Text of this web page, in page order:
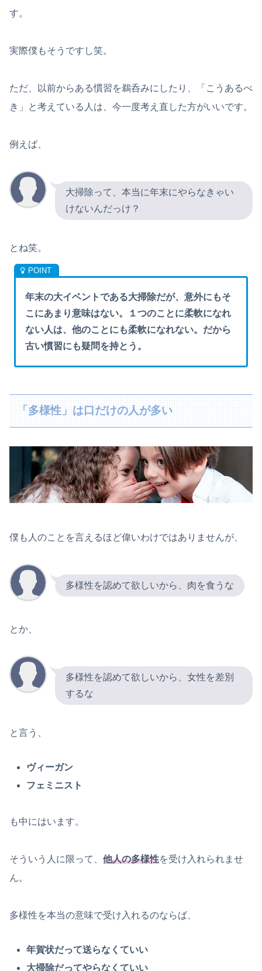
す。
実際僕もそうですし笑。
ただ、以前からある慣習を鵜呑みにしたり、「こうあるべ
き」と考えている人は、今一度考え直した方がいいです。
例えば、
大掃除って、本当に年末にやらなきゃい
けないんだっけ？
とね笑。
年末の大イベントである大掃除だが、意外にもそ
こにあまり意味はない。１つのことに柔軟になれ
ない人は、他のことにも柔軟になれない。だから
古い慣習にも疑問を持とう。
「多様性」は口だけの人が多い
僕も人のことを言えるほど偉いわけではありませんが、
多様性を認めて欲しいから、肉を食うな
とか、
多様性を認めて欲しいから、女性を差別
するな
と言う、
ヴィーガン
フェミニスト
も中にはいます。
そういう人に限って、 他人の多様性を受け入れられませ
ん。
多様性を本当の意味で受け入れるのならば、
年賀状だって送らなくていい
大掃除だってやらなくていい